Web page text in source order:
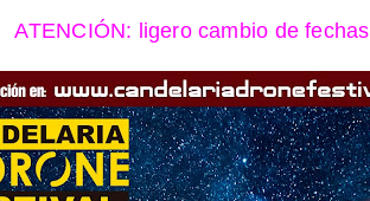
ATENCIÓN: ligero cambio de fechas